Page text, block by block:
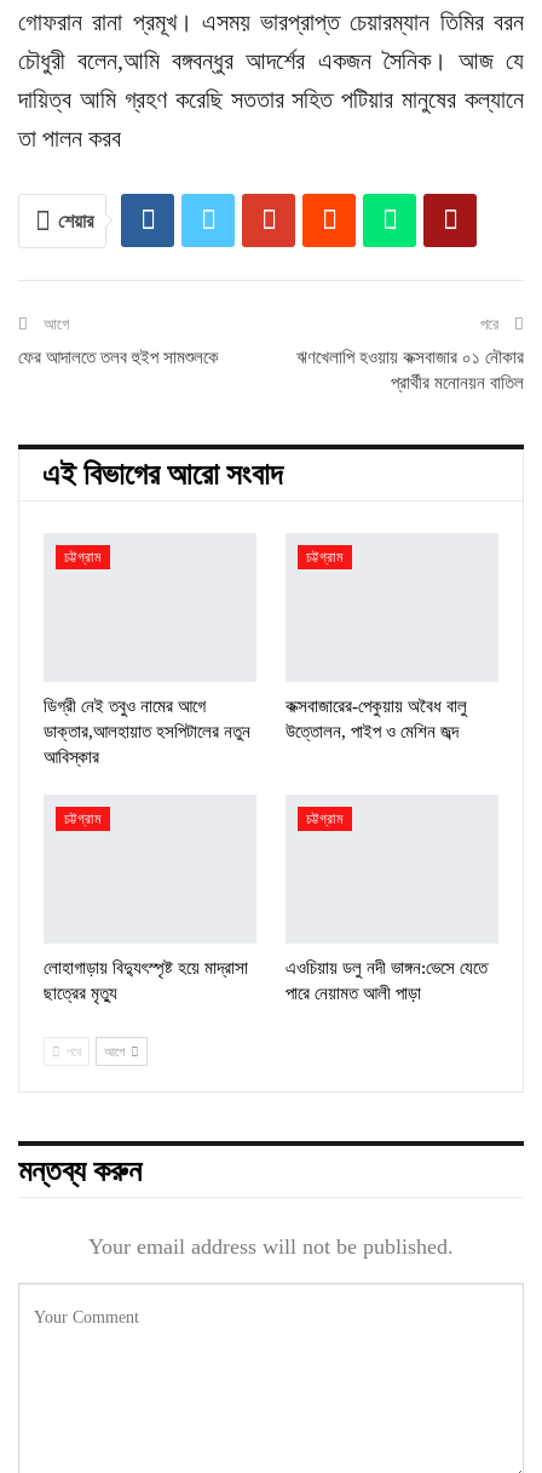
গোফরান রানা প্রমূখ। এসময় ভারপ্রাপ্ত চেয়ারম্যান তিমির বরন
চৌধুরী বলেন,আমি বঙ্গবন্ধুর আদর্শের একজন সৈনিক। আজ যে
দায়িত্ব আমি গ্রহণ করেছি সততার সহিত পটিয়ার মানুষের কল্যানে
তা পালন করব
শেয়ার
আগে
ফের আদালতে তলব হুইপ সামশুলকে
পরে
ঋণখেলাপি হওয়ায় কক্সবাজার ০১ নৌকার
প্রার্থীর মনোনয়ন বাতিল
এই বিভাগের আরো সংবাদ
চট্টগ্রাম
ডিগ্রী নেই তবুও নামের আগে
ডাক্তার,আলহায়াত হসপিটালের নতুন
আবিস্কার
চট্টগ্রাম
কক্সবাজারের-পেকুয়ায় অবৈধ বালু
উত্তোলন, পাইপ ও মেশিন জব্দ
চট্টগ্রাম
লোহাগাড়ায় বিদ্যুৎস্পৃষ্ট হয়ে মাদ্রাসা
ছাত্রের মৃত্যু
চট্টগ্রাম
এওচিয়ায় ডলু নদী ভাঙ্গন:ভেসে যেতে
পারে নেয়ামত আলী পাড়া
পরে আগে
মন্তব্য করুন
Your email address will not be published.